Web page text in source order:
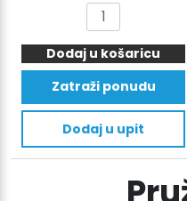
Ručni
alati
za
čeličnu
traku
BO-
51
13-
20mm
Dodaj u košaricu
Zatraži ponudu
Dodaj u upit